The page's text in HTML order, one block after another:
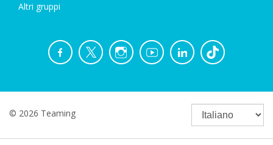
Altri gruppi
© 2026 Teaming